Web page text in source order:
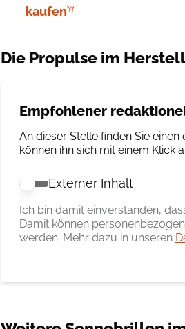
kaufen
Die Propulse im
Empfohlener
An dieser Stelle finden Sie
können ihn sich mit einem Klick
Externer Inhalt erlauben
Externer Inhalt
Ich bin damit einverstanden,
Damit können
werden. Mehr dazu in unseren